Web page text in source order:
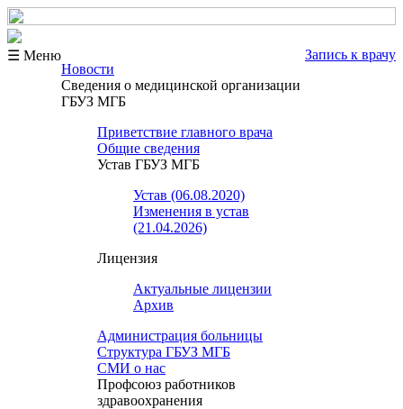
☰ Меню
Запись к врачу
Новости
Сведения о медицинской организации
ГБУЗ МГБ
Приветствие главного врача
Общие сведения
Устав ГБУЗ МГБ
Устав (06.08.2020)
Изменения в устав
(21.04.2026)
Лицензия
Актуальные лицензии
Архив
Администрация больницы
Структура ГБУЗ МГБ
СМИ о нас
Профсоюз работников
здравоохранения